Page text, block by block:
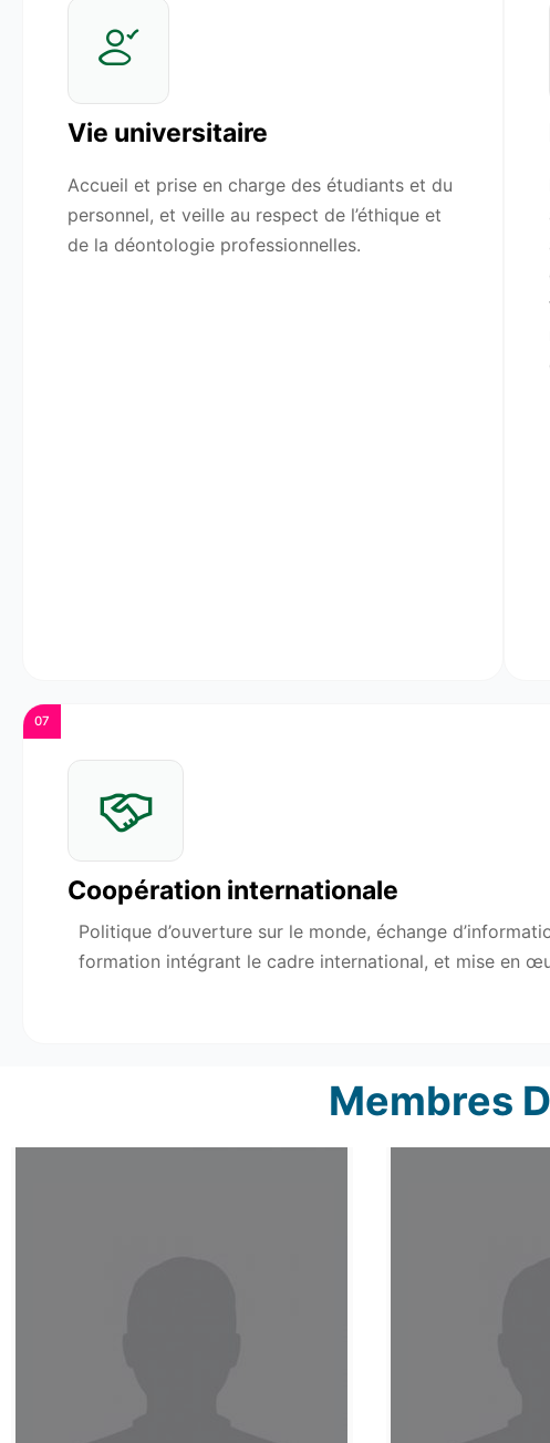
Vie universitaire
Accueil et prise en charge des étudiants et du
personnel, et veille au respect de l’éthique et
de la déontologie professionnelles.
Coopération internationale
Politique d’ouverture sur le monde, échange
formation intégrant le cadre international, et mise en
07
Membres